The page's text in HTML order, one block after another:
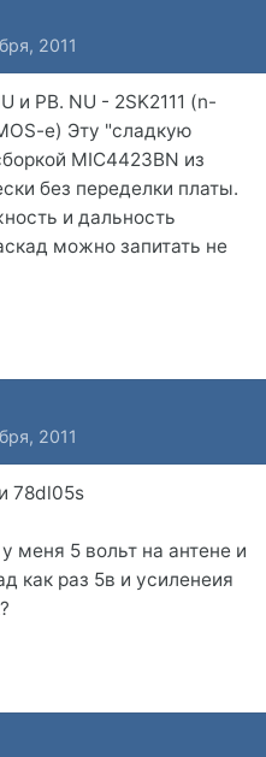
2011
и PB. NU - 2SK2111 (n-
e) Эту "сладкую
MIC4423BN из
без переделки платы.
и дальность
можно запитать не
2011
78dl05s
меня 5 вольт на антене и
как раз 5в и усиленеия